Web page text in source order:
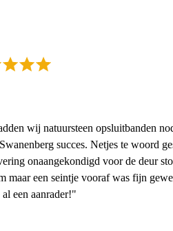
wij natuursteen opsluitbanden
succes. Netjes te woord
onaangekondigd voor de deur
maar een seintje vooraf was fijn
een aanrader!"